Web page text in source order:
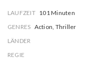
LAUFZEIT 101 Minuten
GENRES Action, Thriller
LÄNDER
REGIE